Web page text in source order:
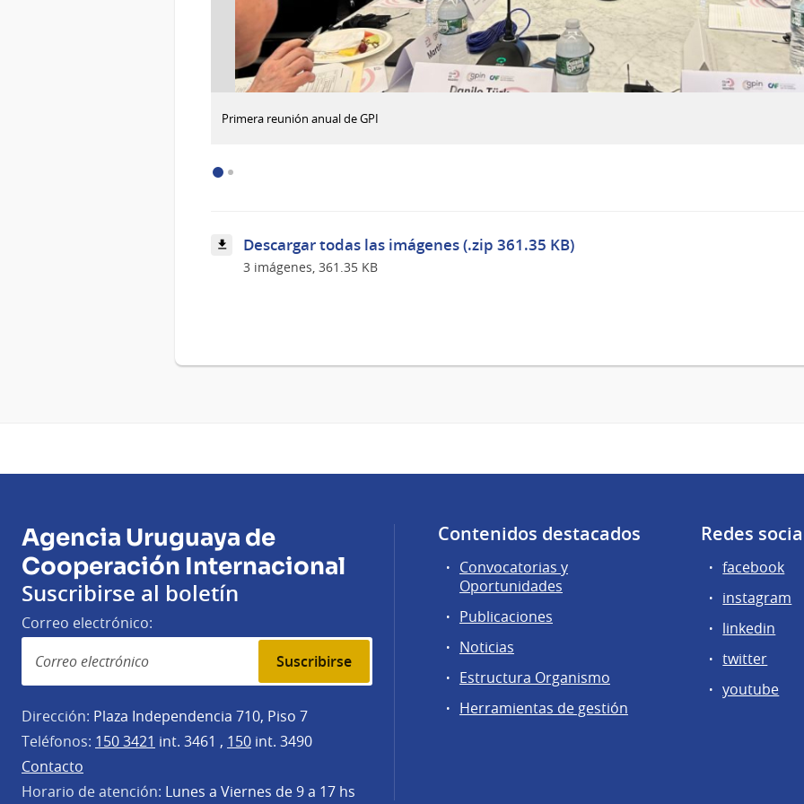
anual
Primera reunión anual de GPI
Descargar todas las imágenes (.zip 361.35 KB)
3 imágenes, 361.35 KB
Agencia Uruguaya de
Cooperación Internacional
Suscribirse al boletín
Correo electrónico:
Suscribirse
Dirección: Plaza Independencia 710, Piso 7
Teléfonos: 150 3421 int. 3461 , 150 int. 3490
Contacto
Horario de atención: Lunes a Viernes de 9 a 17 hs
Contenidos destacados
Convocatorias y
Oportunidades
Publicaciones
Noticias
Estructura Organismo
Herramientas de gestión
Redes
facebook
instagram
linkedin
twitter
youtube